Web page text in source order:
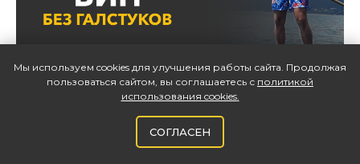
Такой разносторонний Егор Королёв: об
Мы используем cookies для улучшения работы сайта. Продолжая
пользоваться сайтом, вы соглашаетесь с политикой
использования cookies.
СОГЛАСЕН